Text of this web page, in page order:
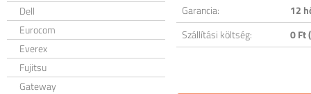
Dell
Eurocom
Everex
Fujitsu
Gateway
Garancia:
12
Szállítási költség:
0 Ft